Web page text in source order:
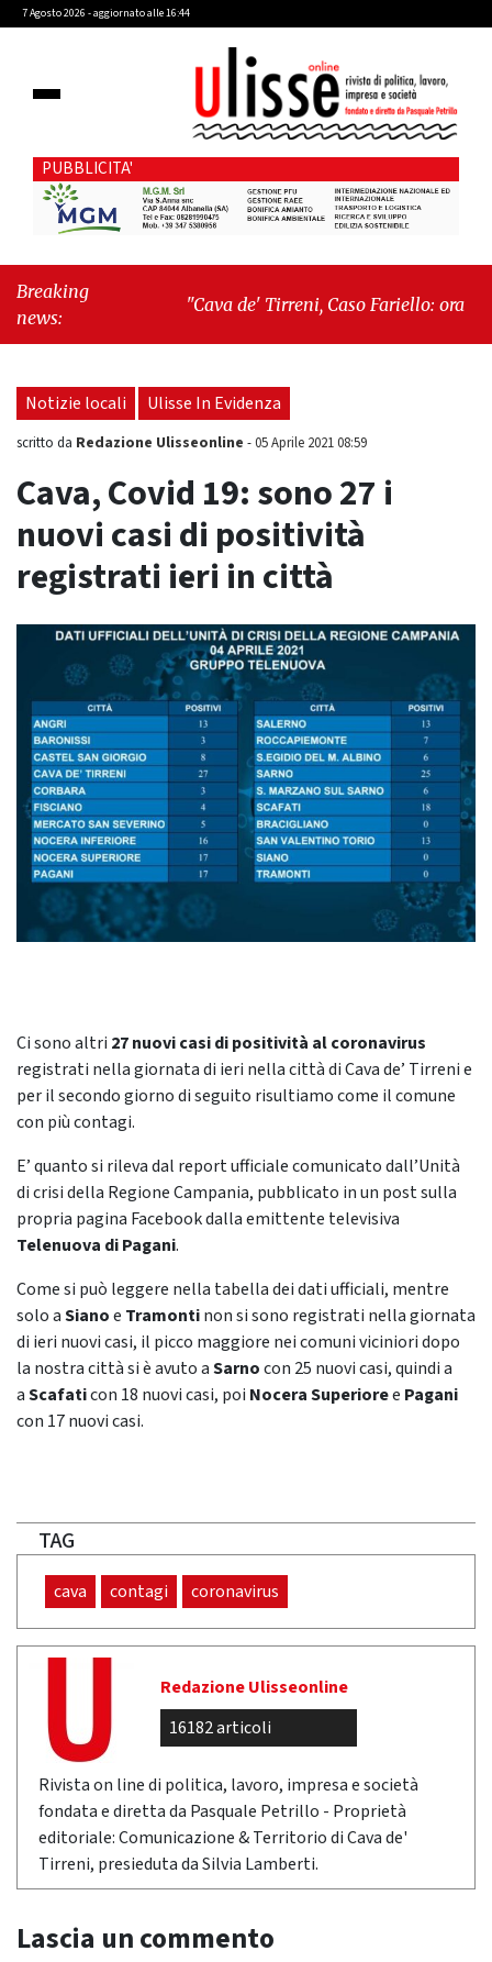
7 Agosto 2026 - aggiornato alle 16:44
PUBBLICITA'
Breaking
news:
"Cava de' Tirreni, Caso Fariello: ora
perché esiste"
Notizie locali Ulisse In Evidenza
scritto da Redazione Ulisseonline -05 Aprile 2021 08:59
Cava, Covid 19: sono 27 i
nuovi casi di positività
registrati ieri in città
Ci sono altri 27 nuovi casi di positività al coronavirus
registrati nella giornata di ieri nella città di Cava de’ Tirreni e
per il secondo giorno di seguito risultiamo come il comune
con più contagi.
E’ quanto si rileva dal report ufficiale comunicato dall’Unità
di crisi della Regione Campania, pubblicato in un post sulla
propria pagina Facebook dalla emittente televisiva
Telenuova di Pagani.
Come si può leggere nella tabella dei dati ufficiali, mentre
solo aSianoe Tramontinon si sono registrati nella giornata
di ieri nuovi casi, il picco maggiore nei comuni viciniori dopo
la nostra città si è avuto aSarnocon 25 nuovi casi, quindi a
aScafaticon 18 nuovi casi, poi Nocera Superioree Pagani
con 17 nuovi casi.
TAG
cava contagi coronavirus
Redazione Ulisseonline
16182 articoli
Rivista on line di politica, lavoro, impresa e società
fondata e diretta da Pasquale Petrillo - Proprietà
editoriale: Comunicazione & Territorio di Cava de'
Tirreni, presieduta da Silvia Lamberti.
Lascia un commento